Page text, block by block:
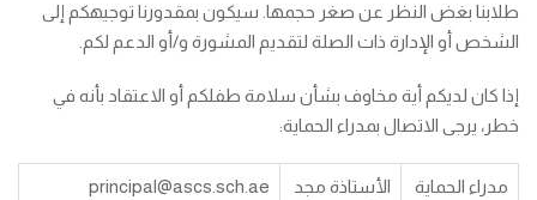
طلابنا بغض النظر عن صغر حجمها. سيكون بمقدورنا توجيهكم إلى
الشخص أو الإدارة ذات الصلة لتقديم المشورة و/أو الدعم لكم.
إذا كان لديكم أية مخاوف بشأن سلامة طفلكم أو الاعتقاد بأنه في
خطر، يرجى الاتصال بمدراء الحماية:
مدراء الحماية
الأستاذة مجد
principal@ascs.sch.ae